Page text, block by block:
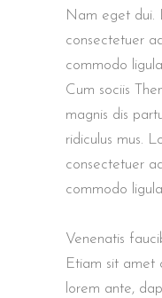
Nam eget dui.
consectetuer
commodo
Cum sociis
magnis dis
ridiculus mus.
consectetuer
commodo
Venenatis
Etiam sit amet
lorem ante,